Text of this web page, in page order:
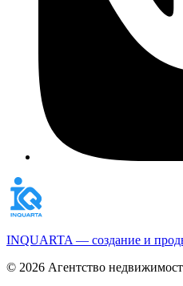
INQUARTA — создание и
© 2026 Агентство